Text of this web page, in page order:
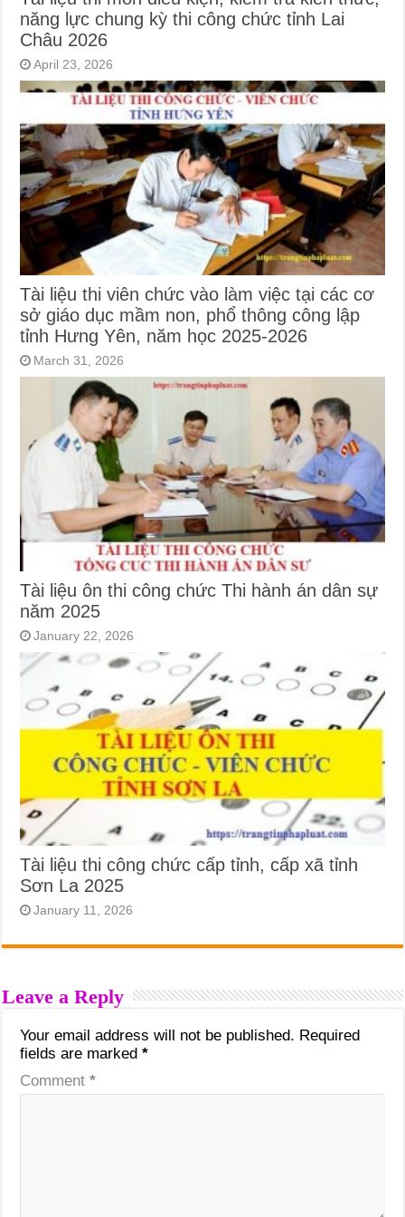
năng lực chung kỳ thi công chức tỉnh Lai
Châu 2026
April 23, 2026
Tài liệu thi viên chức vào làm việc tại các cơ
sở giáo dục mầm non, phổ thông công lập
tỉnh Hưng Yên, năm học 2025-2026
March 31, 2026
Tài liệu ôn thi công chức Thi hành án dân sự
năm 2025
January 22, 2026
Tài liệu thi công chức cấp tỉnh, cấp xã tỉnh
Sơn La 2025
January 11, 2026
Leave a Reply
Your email address will not be published. Required
fields are marked*
Comment*